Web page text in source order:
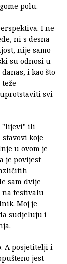
polu.
I ne
ni s desna
nije samo
su odnosi u
i kao što
svi
"lijevi" ili
koje
u ovom je
je povijest
sam dvije
na festivalu
Moj je
sudjeluju i
A posjetitelji i
jest